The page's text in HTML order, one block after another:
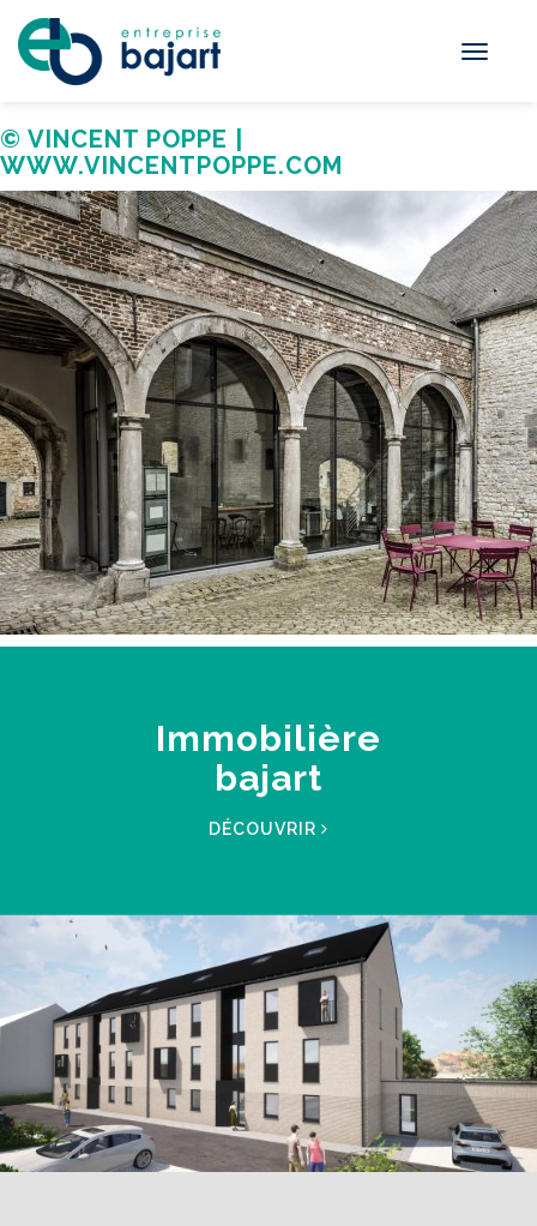
Toggle
© VINCENT POPPE |
WWW.VINCENTPOPPE.COM
Immobilière
bajart
DÉCOUVRIR